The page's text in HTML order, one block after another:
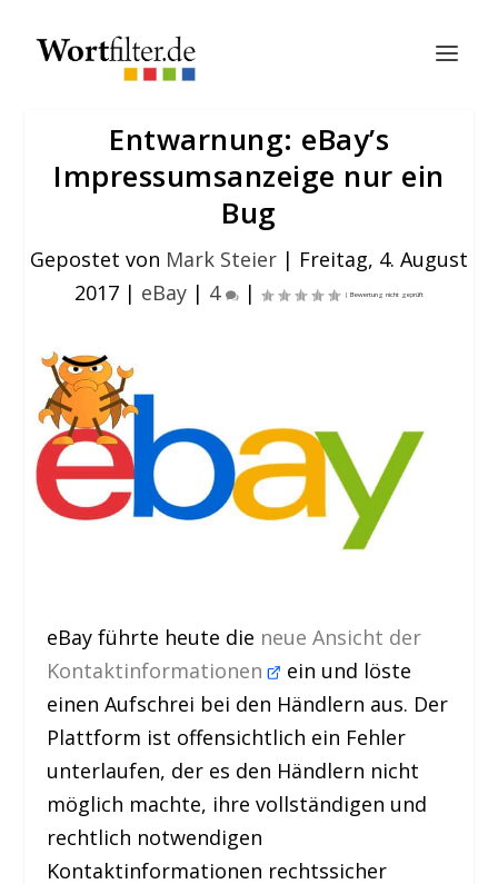
Entwarnung: eBay’s
Impressumsanzeige nur ein
Bug
Gepostet von Mark Steier | Freitag, 4. August
2017 | eBay | 4 |
eBay führte heute die neue Ansicht der
Kontaktinformationen
ein und löste
einen Aufschrei bei den Händlern aus. Der
Plattform ist offensichtlich ein Fehler
unterlaufen, der es den Händlern nicht
möglich machte, ihre vollständigen und
rechtlich notwendigen
Kontaktinformationen rechtssicher